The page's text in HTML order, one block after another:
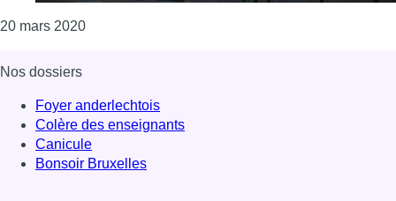
20 mars 2020Consulter l'article "Masques : les prisons ont
Nos dossiers
Foyer anderlechtois
Colère des enseignants
Canicule
Bonsoir Bruxelles